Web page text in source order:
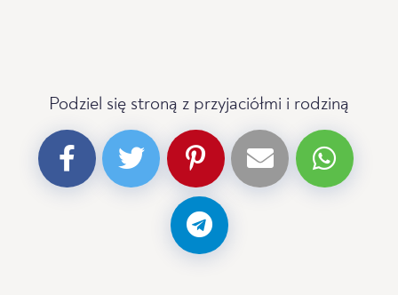
Podziel się stroną z przyjaciółmi i rodziną